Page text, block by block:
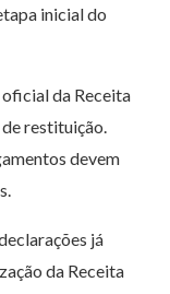
inicial do
da Receita
restituição.
devem
já
da Receita